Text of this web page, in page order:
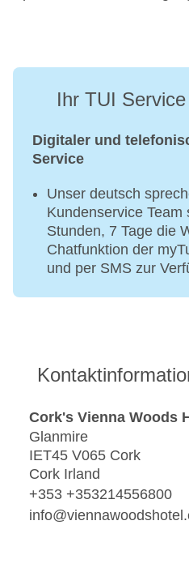
Ihr TUI Service
Digitaler und
Service
Unser deutsch
Kundenservice Team
Stunden, 7 Tage die
Chatfunktion der
und per SMS zur
Cork's Vienna Woods
Glanmire
IET45 V065 Cork
Cork Irland
+353 +353214556800